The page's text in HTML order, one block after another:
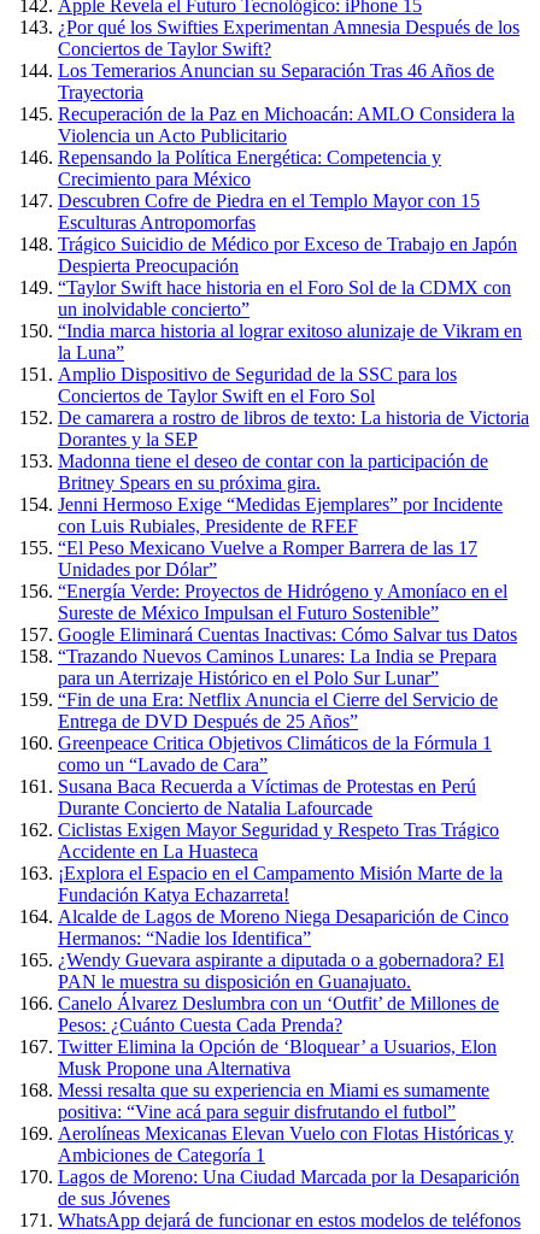
Apple Revela el Futuro Tecnológico: iPhone 15
¿Por qué los Swifties Experimentan Amnesia Después de los
Conciertos de Taylor Swift?
Los Temerarios Anuncian su Separación Tras 46 Años de
Trayectoria
Recuperación de la Paz en Michoacán: AMLO Considera la
Violencia un Acto Publicitario
Repensando la Política Energética: Competencia y
Crecimiento para México
Descubren Cofre de Piedra en el Templo Mayor con 15
Esculturas Antropomorfas
Trágico Suicidio de Médico por Exceso de Trabajo en Japón
Despierta Preocupación
“Taylor Swift hace historia en el Foro Sol de la CDMX con
un inolvidable concierto”
“India marca historia al lograr exitoso alunizaje de Vikram en
la Luna”
Amplio Dispositivo de Seguridad de la SSC para los
Conciertos de Taylor Swift en el Foro Sol
De camarera a rostro de libros de texto: La historia de Victoria
Dorantes y la SEP
Madonna tiene el deseo de contar con la participación de
Britney Spears en su próxima gira.
Jenni Hermoso Exige “Medidas Ejemplares” por Incidente
con Luis Rubiales, Presidente de RFEF
“El Peso Mexicano Vuelve a Romper Barrera de las 17
Unidades por Dólar”
“Energía Verde: Proyectos de Hidrógeno y Amoníaco en el
Sureste de México Impulsan el Futuro Sostenible”
Google Eliminará Cuentas Inactivas: Cómo Salvar tus Datos
“Trazando Nuevos Caminos Lunares: La India se Prepara
para un Aterrizaje Histórico en el Polo Sur Lunar”
“Fin de una Era: Netflix Anuncia el Cierre del Servicio de
Entrega de DVD Después de 25 Años”
Greenpeace Critica Objetivos Climáticos de la Fórmula 1
como un “Lavado de Cara”
Susana Baca Recuerda a Víctimas de Protestas en Perú
Durante Concierto de Natalia Lafourcade
Ciclistas Exigen Mayor Seguridad y Respeto Tras Trágico
Accidente en La Huasteca
¡Explora el Espacio en el Campamento Misión Marte de la
Fundación Katya Echazarreta!
Alcalde de Lagos de Moreno Niega Desaparición de Cinco
Hermanos: “Nadie los Identifica”
¿Wendy Guevara aspirante a diputada o a gobernadora? El
PAN le muestra su disposición en Guanajuato.
Canelo Álvarez Deslumbra con un ‘Outfit’ de Millones de
Pesos: ¿Cuánto Cuesta Cada Prenda?
Twitter Elimina la Opción de ‘Bloquear’ a Usuarios, Elon
Musk Propone una Alternativa
Messi resalta que su experiencia en Miami es sumamente
positiva: “Vine acá para seguir disfrutando el futbol”
Aerolíneas Mexicanas Elevan Vuelo con Flotas Históricas y
Ambiciones de Categoría 1
Lagos de Moreno: Una Ciudad Marcada por la Desaparición
de sus Jóvenes
WhatsApp dejará de funcionar en estos modelos de teléfonos